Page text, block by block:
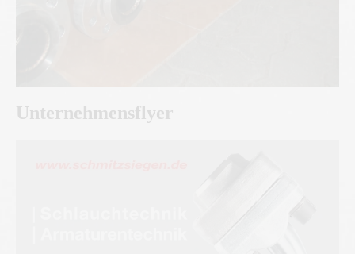
Unternehmensflyer